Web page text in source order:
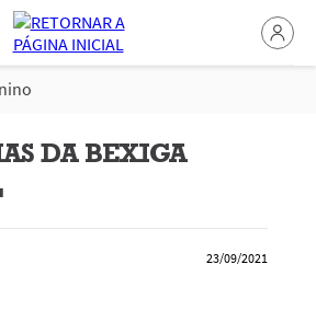
DA BEXIGA
23/09/2021